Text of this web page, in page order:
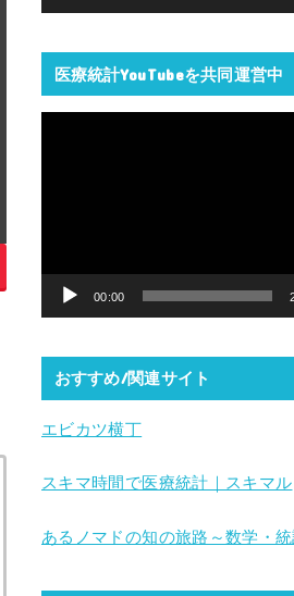
医療統計YouTubeを共同運営中
ヤ
00:00
おすすめ/関連サイト
エビカツ横丁
スキマ時間で医療統計｜スキマル
あるノマドの知の旅路～数学・